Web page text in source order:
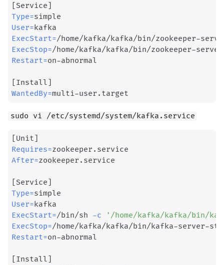
[Service]
Type=
User=
ExecStart=
ExecStop=
Restart=on-abnormal
[Install]
WantedBy=multi-user.target
sudo vi /etc/systemd/system/kafka.service
Unit
Requires=
After=zookeeper.service
Service
Type=
User=
ExecStart=/bin/sh -c
'/home/kafka/kafka/bin/
ExecStop=
Restart=on-abnormal
Install